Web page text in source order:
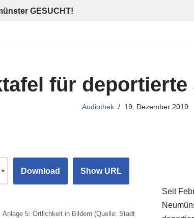
GESUCHT!
für
Audiothek 19. Dezember 2019
Download Show URL
Anlage 5: Örtlichkeit in Bildern (Quelle: Stadt
Seit